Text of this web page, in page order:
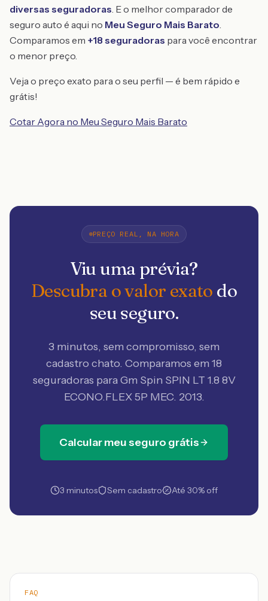
diversas seguradoras. E o melhor comparador de
seguro auto é aqui no Meu Seguro Mais Barato.
Comparamos em +18 seguradoras para você encontrar
o menor preço.
Veja o preço exato para o seu perfil — é bem rápido e
grátis!
Cotar Agora no Meu Seguro Mais Barato
PREÇO REAL, NA HORA
Viu uma prévia?
Descubra o valor exato do
seu seguro.
3 minutos, sem compromisso, sem
cadastro chato. Comparamos em 18
seguradoras para Gm Spin SPIN LT 1.8 8V
ECONO.FLEX 5P MEC. 2013.
Calcular meu seguro grátis
3 minutos Sem cadastro Até 30% off
FAQ